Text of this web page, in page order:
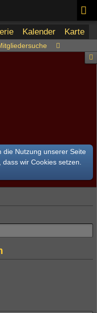
Kalender Karte
die Nutzung unserer Seite
wir Cookies setzen.